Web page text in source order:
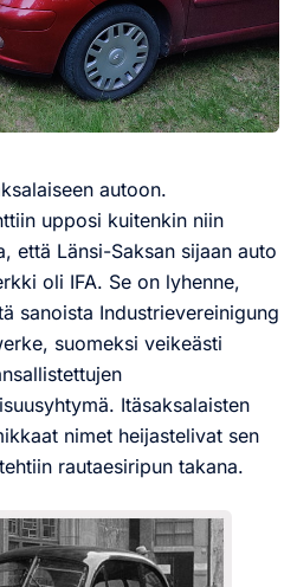
autoon.
upposi kuitenkin niin
että Länsi-Saksan sijaan auto
oli IFA. Se on lyhenne,
sanoista Industrievereinigung
suomeksi veikeästi
Itäsaksalaisten
nimet heijastelivat sen
rautaesiripun takana.